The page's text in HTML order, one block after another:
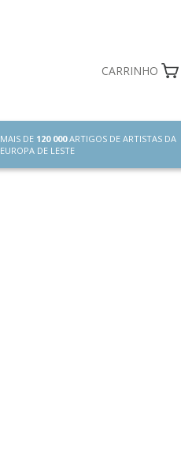
CARRINHO
MAIS DE 120 000ARTIGOS DE ARTISTAS DA
EUROPA DE LESTE